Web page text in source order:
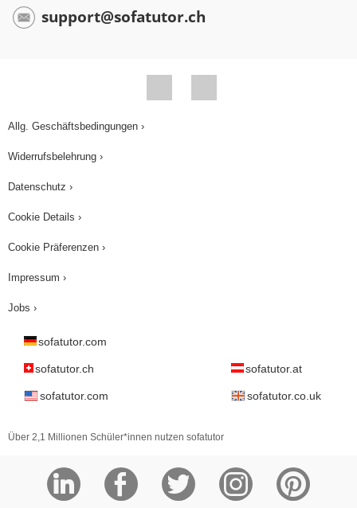
support@sofatutor.ch
Allg. Geschäftsbedingungen ›
Widerrufsbelehrung ›
Datenschutz ›
Cookie Details ›
Cookie Präferenzen ›
Impressum ›
Jobs ›
sofatutor.com
sofatutor.ch sofatutor.at
sofatutor.com sofatutor.co.uk
Über 2,1 Millionen Schüler*innen nutzen sofatutor